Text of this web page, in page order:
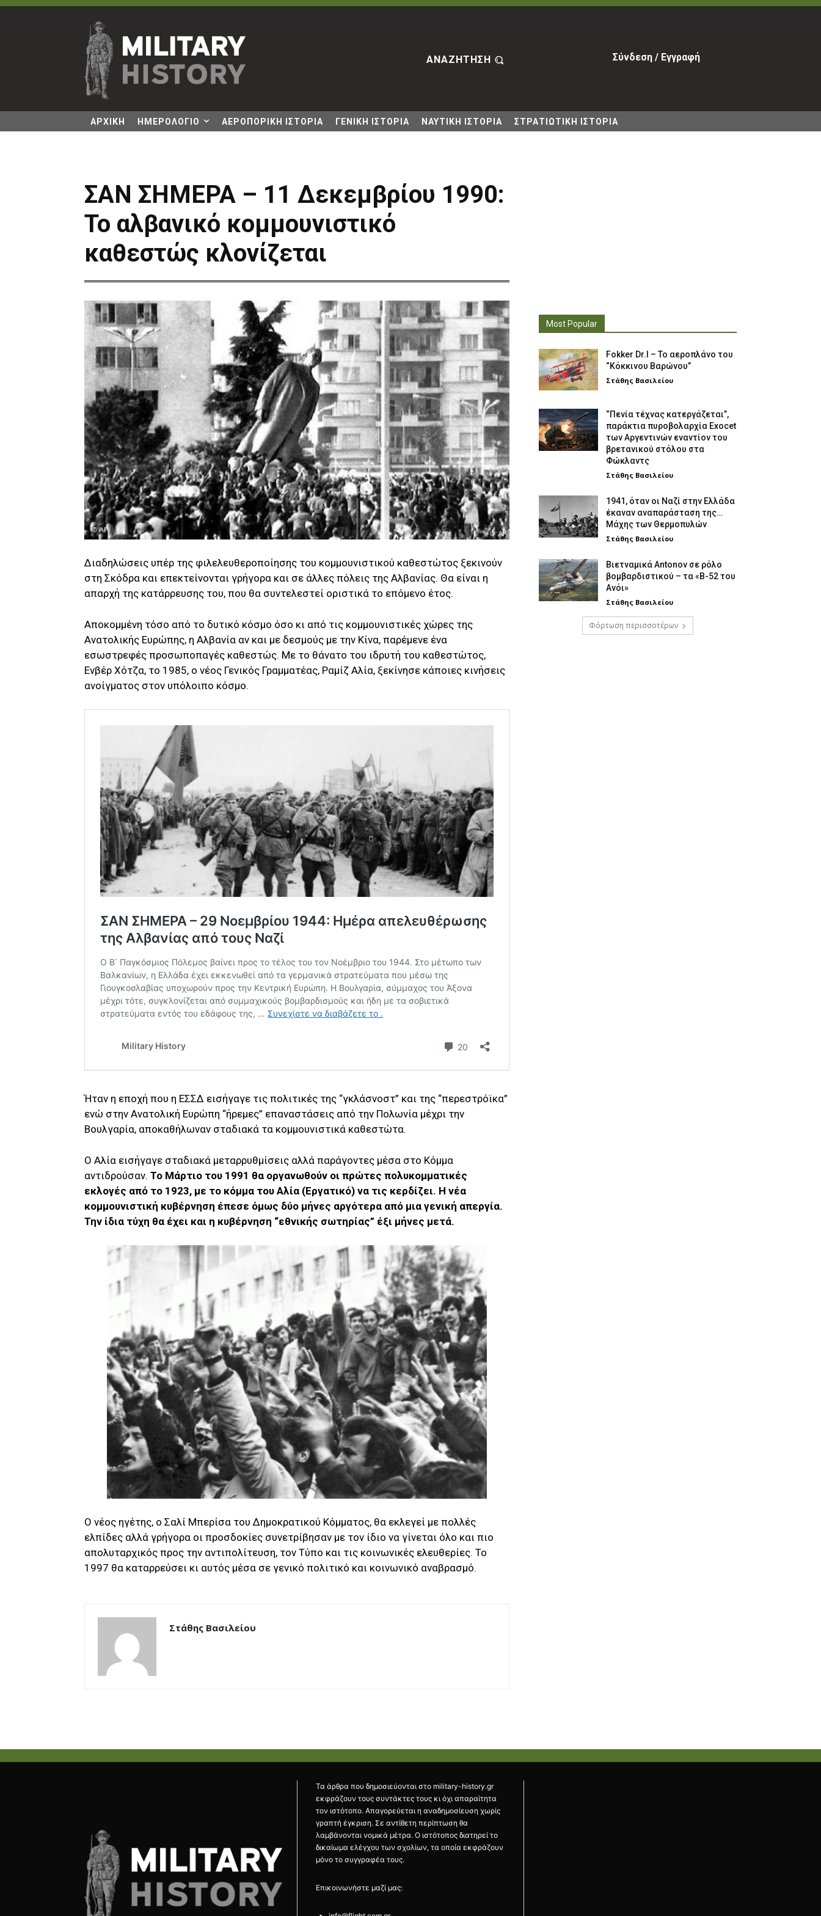
ΑΝΑΖΗΤΗΣΗ Σύνδεση / Εγγραφή
ΑΡΧΙΚΗ ΗΜΕΡΟΛΟΓΙΟ ΑΕΡΟΠΟΡΙΚΗ ΙΣΤΟΡΙΑ ΓΕΝΙΚΗ ΙΣΤΟΡΙΑ ΝΑΥΤΙΚΗ ΙΣΤΟΡΙΑ ΣΤΡΑΤΙΩΤΙΚΗ ΙΣΤΟΡΙΑ
ΣΑΝ ΣΗΜΕΡΑ – 11 Δεκεμβρίου 1990:
Το αλβανικό κομμουνιστικό
καθεστώς κλονίζεται
Διαδηλώσεις υπέρ της φιλελευθεροποίησης του κομμουνιστικού καθεστώτος ξεκινούν
στη Σκόδρα και επεκτείνονται γρήγορα και σε άλλες πόλεις της Αλβανίας. Θα είναι η
απαρχή της κατάρρευσης του, που θα συντελεστεί οριστικά το επόμενο έτος.
Αποκομμένη τόσο από το δυτικό κόσμο όσο κι από τις κομμουνιστικές χώρες της
Ανατολικής Ευρώπης, η Αλβανία αν και με δεσμούς με την Κίνα, παρέμενε ένα
εσωστρεφές προσωποπαγές καθεστώς. Με το θάνατο του ιδρυτή του καθεστώτος,
Ενβέρ Χότζα, το 1985, ο νέος Γενικός Γραμματέας, Ραμίζ Αλία, ξεκίνησε κάποιες κινήσεις
ανοίγματος στον υπόλοιπο κόσμο.
Ήταν η εποχή που η ΕΣΣΔ εισήγαγε τις πολιτικές της “γκλάσνοστ” και της “περεστρόϊκα”
ενώ στην Ανατολική Ευρώπη “ήρεμες” επαναστάσεις από την Πολωνία μέχρι την
Βουλγαρία, αποκαθήλωναν σταδιακά τα κομμουνιστικά καθεστώτα.
Ο Αλία εισήγαγε σταδιακά μεταρρυθμίσεις αλλά παράγοντες μέσα στο Κόμμα
αντιδρούσαν. Το Μάρτιο του 1991 θα οργανωθούν οι πρώτες πολυκομματικές
εκλογές από το 1923, με το κόμμα του Αλία (Εργατικό) να τις κερδίζει. Η νέα
κομμουνιστική κυβέρνηση έπεσε όμως δύο μήνες αργότερα από μια γενική απεργία.
Την ίδια τύχη θα έχει και η κυβέρνηση “εθνικής σωτηρίας” έξι μήνες μετά.
Ο νέος ηγέτης, ο Σαλί Μπερίσα του Δημοκρατικού Κόμματος, θα εκλεγεί με πολλές
ελπίδες αλλά γρήγορα οι προσδοκίες συνετρίβησαν με τον ίδιο να γίνεται όλο και πιο
απολυταρχικός προς την αντιπολίτευση, τον Τύπο και τις κοινωνικές ελευθερίες. Το
1997 θα καταρρεύσει κι αυτός μέσα σε γενικό πολιτικό και κοινωνικό αναβρασμό.
Στάθης Βασιλείου
Most Popular
Fokker Dr.I – To αεροπλάνο του
“Κόκκινου Βαρώνου”
Στάθης Βασιλείου
“Πενία τέχνας κατεργάζεται”,
παράκτια πυροβολαρχία Exocet
των Αργεντινών εναντίον του
βρετανικού στόλου στα
Φώκλαντς
Στάθης Βασιλείου
1941, όταν οι Ναζί στην Ελλάδα
έκαναν αναπαράσταση της…
Μάχης των Θερμοπυλών
Στάθης Βασιλείου
Βιετναμικά Antonov σε ρόλο
βομβαρδιστικού – τα «Β-52 του
Ανόι»
Στάθης Βασιλείου
Φόρτωση περισσοτέρων
Τα άρθρα που δημοσιεύονται στο military-history.gr
εκφράζουν τους συντάκτες τους κι όχι απαραίτητα
τον ιστότοπο. Απαγορεύεται η αναδημοσίευση χωρίς
γραπτή έγκριση. Σε αντίθετη περίπτωση θα
λαμβάνονται νομικά μέτρα. Ο ιστότοπος διατηρεί το
δικαίωμα ελέγχου των σχολίων, τα οποία εκφράζουν
μόνο το συγγραφέα τους.
Επικοινωνήστε μαζί μας: